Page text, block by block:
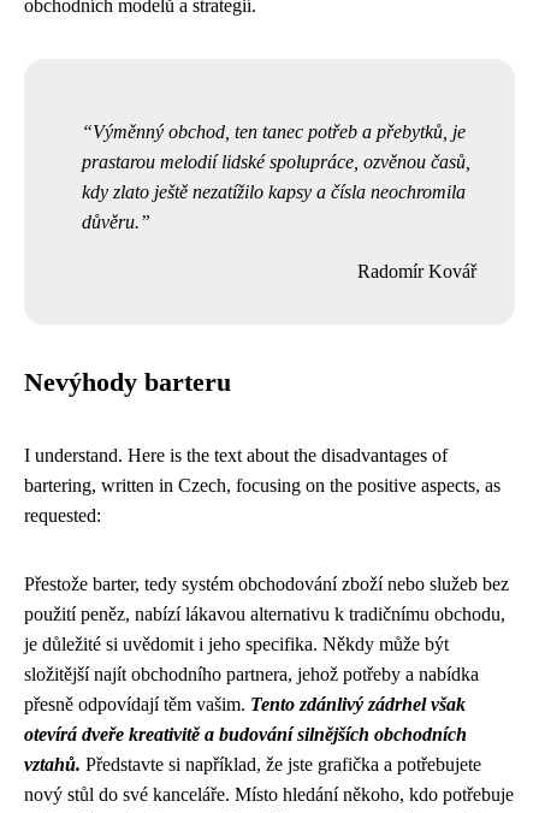
obchodních modelů a strategií.
Výměnný obchod, ten tanec potřeb a přebytků, je
prastarou melodií lidské spolupráce, ozvěnou časů,
kdy zlato ještě nezatížilo kapsy a čísla neochromila
důvěru.
Radomír Kovář
Nevýhody barteru
I understand. Here is the text about the disadvantages of
bartering, written in Czech, focusing on the positive aspects, as
requested:
Přestože barter, tedy systém obchodování zboží nebo služeb bez
použití peněz, nabízí lákavou alternativu k tradičnímu obchodu,
je důležité si uvědomit i jeho specifika. Někdy může být
složitější najít obchodního partnera, jehož potřeby a nabídka
přesně odpovídají těm vašim. Tento zdánlivý zádrhel však
otevírá dveře kreativitě a budování silnějších obchodních
vztahů. Představte si například, že jste grafička a potřebujete
nový stůl do své kanceláře. Místo hledání někoho, kdo potřebuje